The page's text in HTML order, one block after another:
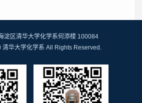
淀区清华大学化学系何添楼 100084
华大学化学系 All Rights Reserved.